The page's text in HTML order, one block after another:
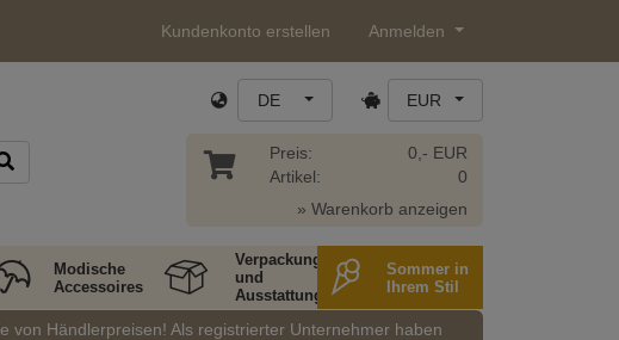
Kundenkonto erstellen Anmelden
DE EUR
Preis:
Artikel:
0,- EUR
0
» Warenkorb anzeigen
Modische
Accessoires
Verpackung
und
Ausstattung
Sommer in
Ihrem Stil
von Händlerpreisen! Als registrierter Unternehmer haben